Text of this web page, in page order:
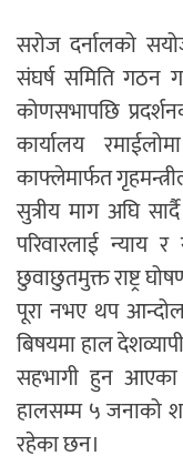
सरोज दर्नालको
संघर्ष समिति गठन
कोणसभापछि
कार्यालय
काफ्लेमार्फत
सुत्रीय माग अघि
परिवारलाई न्याय
छुवाछुतमुक्त राष्ट्र
पूरा नभए थप
बिषयमा हाल
सहभागी हुन आएका
हालसम्म ५ जनाको
रहेका छन।